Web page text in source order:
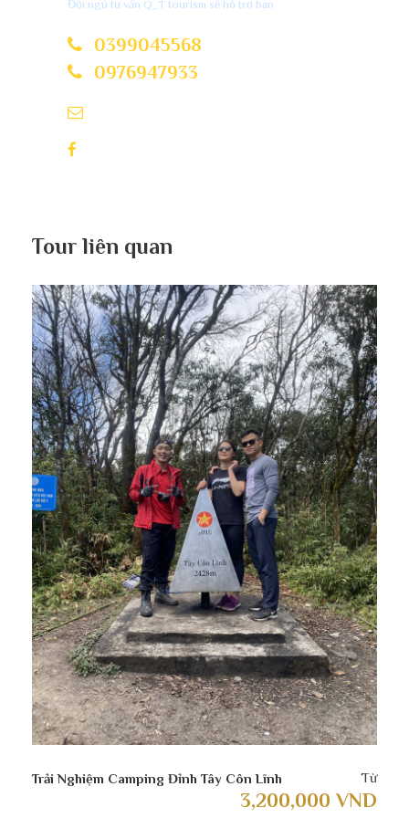
Đội ngũ tư vấn Q_T tourism sẽ hỗ trợ bạn
0399045568
0976947933
Từ 5-9 tuổi tính 75% giá tour
(ăn nguyên suất, ngủ chung giường bố mẹ)
Từ 10 tuổi trở lên tính như người lớn
LỊCH TRÌNH
Đồng Văn – Nhà Vương – Hà Giang – Hà Nội
Lịch trình cụ thể:
Ngày 1 Hà Nội – Hà Giang – Yên Minh
06h00-06h30: Xe ô tô và hướng dẫn viên du lịch Hà
Giang đón Quý khách tại điểm hẹn trong khu vực Phố
Cổ và Nhà hát lớn khởi hành cho chuyến đi du lịch Hà
Giang. Nghỉ ngơi, tự do ăn sáng tại ngã 3 Kim Anh
hoặc trên cao tốc.
Lưu ý: Xe có thể đón Quý khách tại Ngã 3 Kim Anh
(đầu cao tốc Hà Nội – Lào Cai, cách sân bay Nội Bài
03km, gần khu vực các khách sạn ở Nội Bài vào
khoảng 07h30 sáng). Do đó nếu khách hàng bay ra
Nội Bài muộn có thể book phòng khách sạn gần sân
bay để tiết kiệm thời gian nghỉ ngơi và tiết kiệm chi phí
– 12h00: Ăn trưa tại Vị Xuyên, Hà Giang
Tour liên quan
Trải Nghiệm Camping Đỉnh Tây Côn Lĩnh Từ
3,200,000 VND